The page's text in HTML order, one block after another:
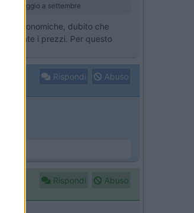
da maggio a settembre
economiche, dubito che
i prezzi. Per questo
Rispondi Abuso
Rispondi Abuso